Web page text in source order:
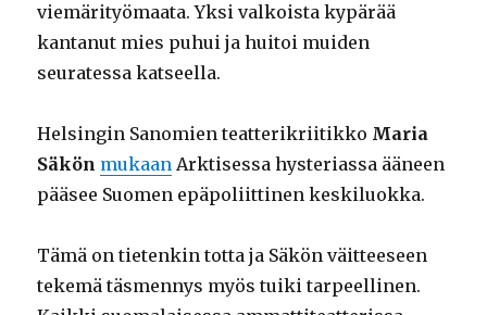
viemärityömaata. Yksi valkoista kypärää
kantanut mies puhui ja huitoi muiden
seuratessa katseella.
Helsingin Sanomien teatterikriitikko Maria
Säkön mukaan Arktisessa hysteriassa ääneen
pääsee Suomen epäpoliittinen keskiluokka.
Tämä on tietenkin totta ja Säkön väitteeseen
tekemä täsmennys myös tuiki tarpeellinen.